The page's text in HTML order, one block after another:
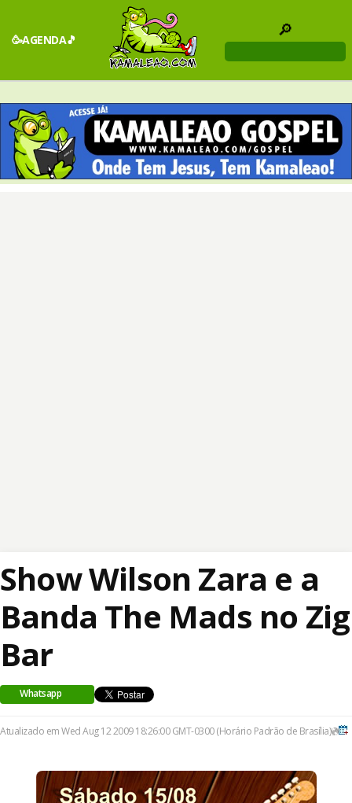
🥳AGENDA🎵 🔎
Show Wilson Zara e a
Banda The Mads no Zig
Bar
Whatsapp
Atualizado em Wed Aug 12 2009 18:26:00 GMT-0300 (Horário Padrão de Brasília)